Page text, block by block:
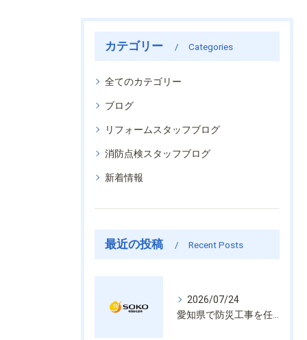
カテゴリー Categories
全てのカテゴリー
ブログ
リフォームスタッフブログ
消防点検スタッフブログ
新着情報
最近の投稿 Recent Posts
2026/07/24